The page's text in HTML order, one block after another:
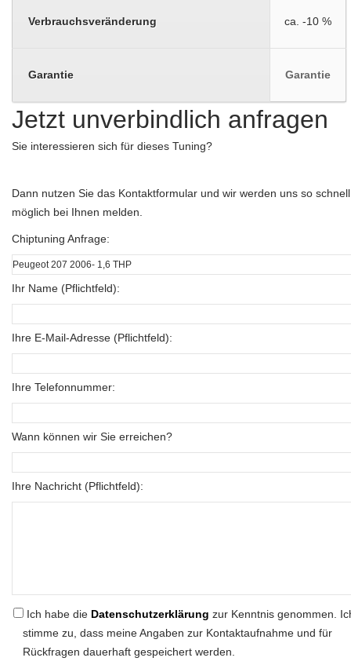
Verbrauchsveränderung ca. -10 %
Garantie Garantie
Jetzt unverbindlich anfragen
Sie interessieren sich für dieses Tuning?
Dann nutzen Sie das Kontaktformular und wir werden uns so
möglich bei Ihnen melden.
Chiptuning Anfrage:
Ihr Name (Pflichtfeld):
Ihre E-Mail-Adresse (Pflichtfeld):
Ihre Telefonnummer:
Wann können wir Sie erreichen?
Ihre Nachricht (Pflichtfeld):
Ich habe die Datenschutzerklärung zur Kenntnis genommen.
stimme zu, dass meine Angaben zur Kontaktaufnahme und für
Rückfragen dauerhaft gespeichert werden.